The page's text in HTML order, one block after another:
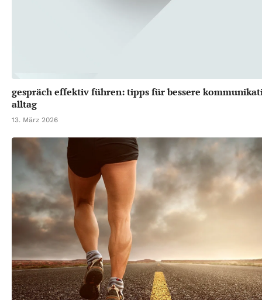
gespräch effektiv führen: tipps für bessere
alltag
13. März 2026